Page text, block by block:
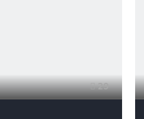
29